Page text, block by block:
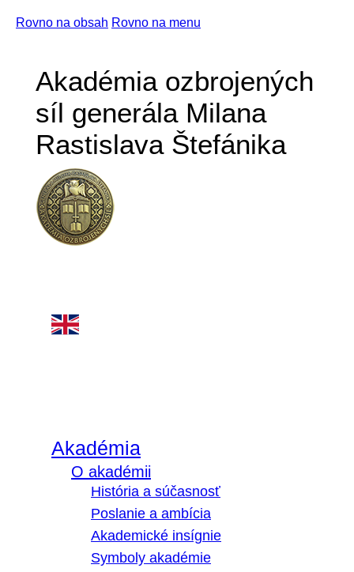
Rovno na obsah Rovno na menu
Akadémia ozbrojených
síl generála Milana
Rastislava Štefánika
Akadémia
O akadémii
História a súčasnosť
Poslanie a ambícia
Akademické insígnie
Symboly akadémie